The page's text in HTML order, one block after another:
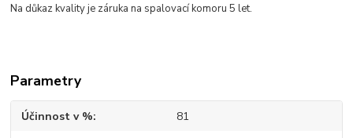
Na důkaz kvality je záruka na spalovací komoru 5 let.
Parametry
Účinnost v % 81